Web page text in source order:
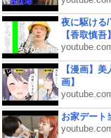
夜に駆ける
【香取慎吾】
【漫画】
画】
お家デート